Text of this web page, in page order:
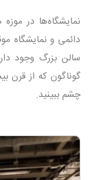
نمایشگاه‌ها در
دائمی و نمایشگاه
سالن بزرگ وجود
گوناگون که از قرن
چشم ببینید.